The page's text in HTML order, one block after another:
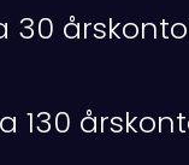
30
130